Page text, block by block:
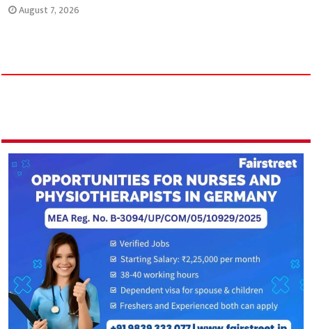
August 7, 2026